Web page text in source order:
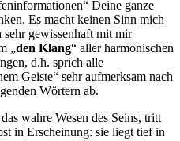
Deine ganze
Es macht keinen Sinn mich
gewissenhaft mit mir
„den Klang“ aller harmonischen
d.h. sprich alle
Geiste“ sehr aufmerksam nach
Wörtern ab.
wahre Wesen des Seins, tritt
in Erscheinung: sie liegt tief in